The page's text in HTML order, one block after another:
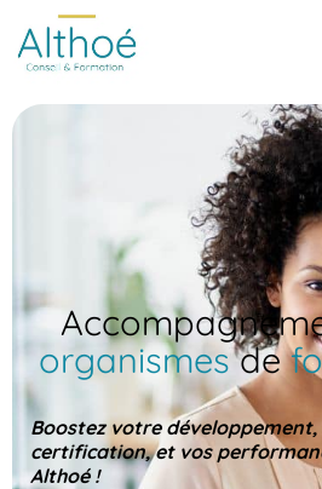
organismesde
Boostez votre
certification, et vos
Althoé !